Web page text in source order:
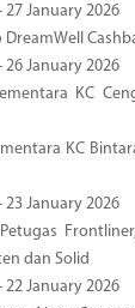
January 2026
January 2026
KC
KC
January 2026
dan Solid
January 2026